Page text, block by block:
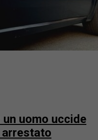
un uomo uccide